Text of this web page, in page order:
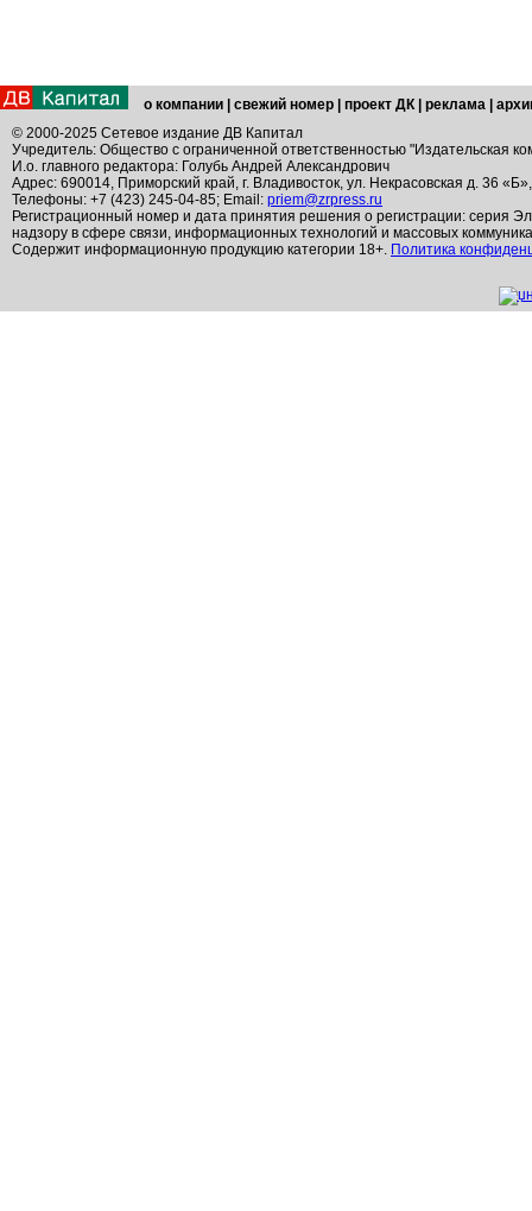
о компании свежий номер проект ДК реклама
© 2000-2025 Сетевое издание ДВ Капитал
Учредитель: Общество с ограниченной ответственностью "Издательская
И.о. главного редактора: Голубь Андрей Александрович
Адрес: 690014, Приморский край, г. Владивосток, ул. Некрасовская д. 36
Телефоны: +7 (423) 245-04-85; Email: priem@zrpress.ru
Регистрационный номер и дата принятия решения о регистрации: серия
надзору в сфере связи, информационных технологий и массовых
Содержит информационную продукцию категории 18+. Политика